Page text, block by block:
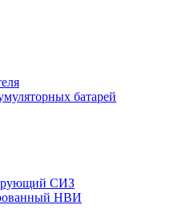
батарей
СИЗ
НВИ